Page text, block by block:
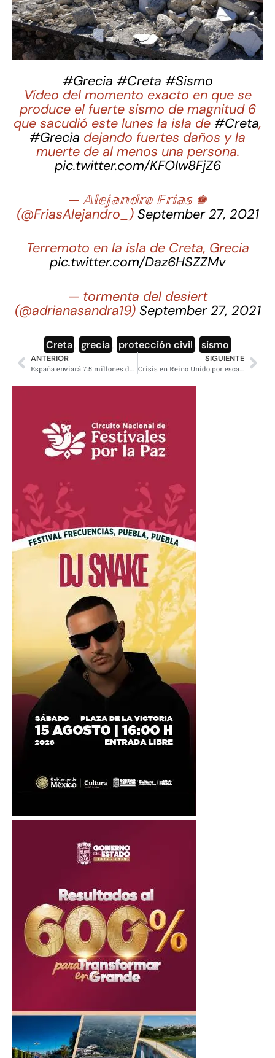
#Grecia #Creta #Sismo
Vídeo del momento exacto en que se
produce el fuerte sismo de magnitud 6
que sacudió este lunes la isla de #Creta,
#Grecia dejando fuertes daños y la
muerte de al menos una persona.
pic.twitter.com/KFOIw8FjZ6
— 𝔸𝕝𝕖𝕛𝕒𝕟𝕕𝕣𝕠 𝔽𝕣𝕚𝕒𝕤 ♚
(@FriasAlejandro_) September 27, 2021
Terremoto en la isla de Creta, Grecia
pic.twitter.com/Daz6HSZZMv
— tormenta del desiert
(@adrianasandra19) September 27, 2021
Creta grecia protección civil sismo
ANTERIOR SIGUIENTE
Crisis en Reino Unido por escasez de gasolina; faltan camioneros